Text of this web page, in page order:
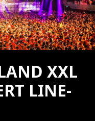
XXL
LINE-